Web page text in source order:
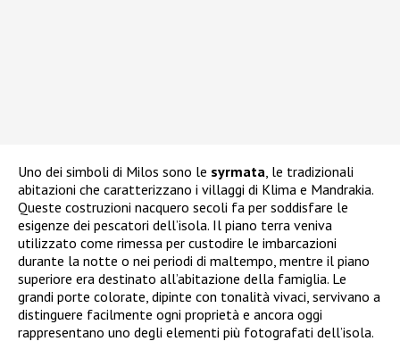
Uno dei simboli di Milos sono le syrmata, le tradizionali
abitazioni che caratterizzano i villaggi di Klima e Mandrakia.
Queste costruzioni nacquero secoli fa per soddisfare le
esigenze dei pescatori dell’isola. Il piano terra veniva
utilizzato come rimessa per custodire le imbarcazioni
durante la notte o nei periodi di maltempo, mentre il piano
superiore era destinato all’abitazione della famiglia. Le
grandi porte colorate, dipinte con tonalità vivaci, servivano a
distinguere facilmente ogni proprietà e ancora oggi
rappresentano uno degli elementi più fotografati dell’isola.